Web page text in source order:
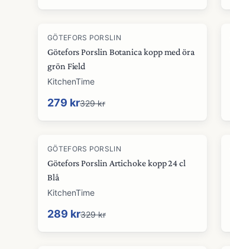
-15%
GÖTEFORS PORSLIN
Götefors Porslin Botanica kopp med öra
grön Field
KitchenTime
279 kr329 kr
-12%
GÖTEFORS PORSLIN
Götefors Porslin Artichoke kopp 24 cl
Blå
KitchenTime
289 kr329 kr